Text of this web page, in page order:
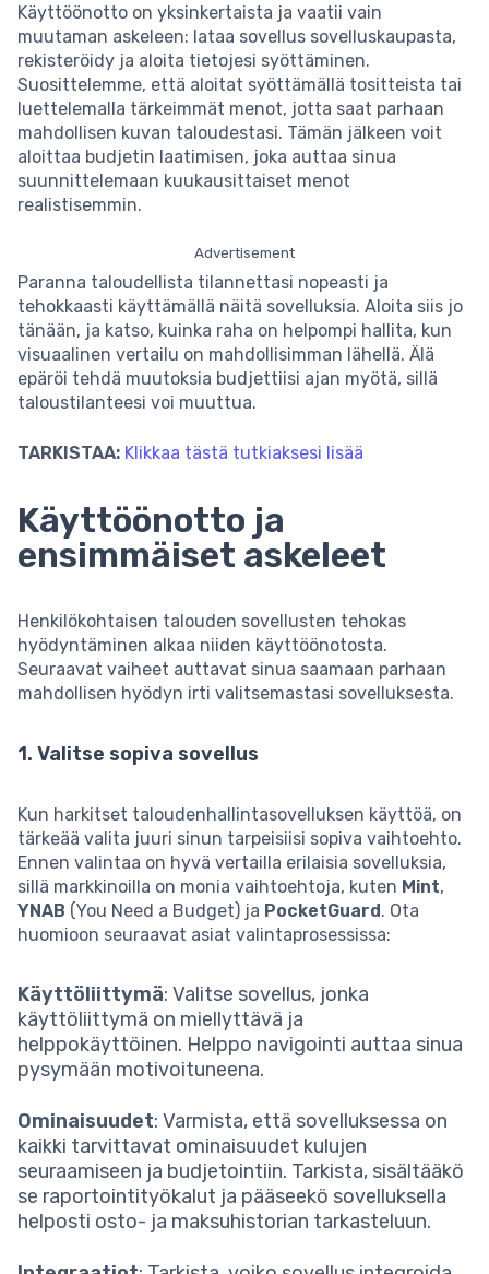
Käyttöönotto on yksinkertaista ja vaatii vain
muutaman askeleen: lataa sovellus sovelluskaupasta,
rekisteröidy ja aloita tietojesi syöttäminen.
Suosittelemme, että aloitat syöttämällä tositteista tai
luettelemalla tärkeimmät menot, jotta saat parhaan
mahdollisen kuvan taloudestasi. Tämän jälkeen voit
aloittaa budjetin laatimisen, joka auttaa sinua
suunnittelemaan kuukausittaiset menot
realistisemmin.
Advertisement
Paranna taloudellista tilannettasi nopeasti ja
tehokkaasti käyttämällä näitä sovelluksia. Aloita siis jo
tänään, ja katso, kuinka raha on helpompi hallita, kun
visuaalinen vertailu on mahdollisimman lähellä. Älä
epäröi tehdä muutoksia budjettiisi ajan myötä, sillä
taloustilanteesi voi muuttua.
TARKISTAA: Klikkaa tästä tutkiaksesi lisää
Käyttöönotto ja
ensimmäiset askeleet
Henkilökohtaisen talouden sovellusten tehokas
hyödyntäminen alkaa niiden käyttöönotosta.
Seuraavat vaiheet auttavat sinua saamaan parhaan
mahdollisen hyödyn irti valitsemastasi sovelluksesta.
1. Valitse sopiva sovellus
Kun harkitset taloudenhallintasovelluksen käyttöä, on
tärkeää valita juuri sinun tarpeisiisi sopiva vaihtoehto.
Ennen valintaa on hyvä vertailla erilaisia sovelluksia,
sillä markkinoilla on monia vaihtoehtoja, kuten Mint,
YNAB (You Need a Budget) ja PocketGuard. Ota
huomioon seuraavat asiat valintaprosessissa:
Käyttöliittymä: Valitse sovellus, jonka
käyttöliittymä on miellyttävä ja
helppokäyttöinen. Helppo navigointi auttaa sinua
pysymään motivoituneena.
Ominaisuudet: Varmista, että sovelluksessa on
kaikki tarvittavat ominaisuudet kulujen
seuraamiseen ja budjetointiin. Tarkista, sisältääkö
se raportointityökalut ja pääseekö sovelluksella
helposti osto- ja maksuhistorian tarkasteluun.